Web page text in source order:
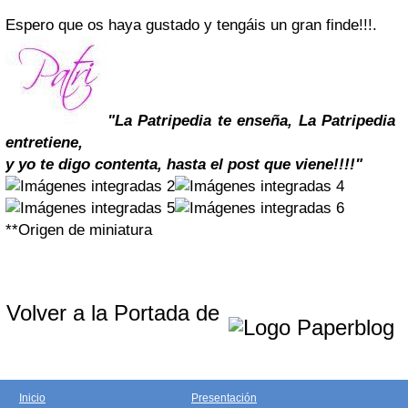
Espero que os haya gustado y tengáis un gran finde!!!.
"La Patripedia te enseña, La Patripedia
entretiene,
y yo te digo contenta, hasta el post que viene!!!!"
**Origen de miniatura
Volver a la Portada de
Inicio Presentación